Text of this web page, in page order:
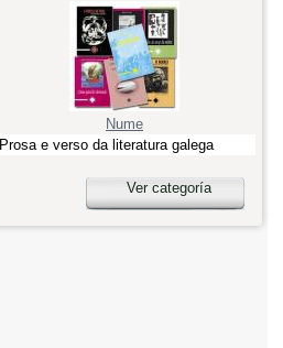
Nume
Prosa e verso da literatura galega
Ver categoría